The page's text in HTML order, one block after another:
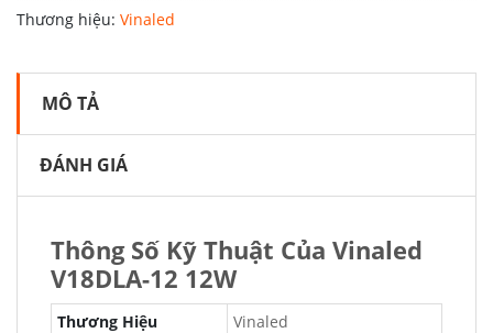
Thương hiệu: Vinaled
MÔ TẢ
ĐÁNH GIÁ
Thông Số Kỹ Thuật Của Vinaled
V18DLA-12 12W
Thương Hiệu
Vinaled